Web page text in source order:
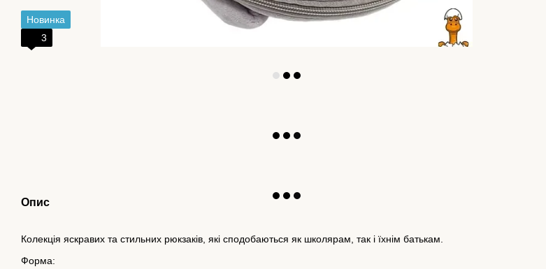
Новинка
3
Опис
Колекція яскравих та стильних рюкзаків, які сподобаються як школярам, ​​так і їхнім батькам.
Форма: